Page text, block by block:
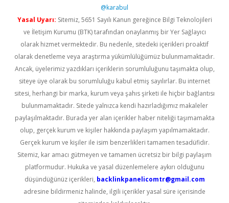
@karabul
Yasal Uyarı: Sitemiz, 5651 Sayılı Kanun gereğince Bilgi Teknolojileri
ve İletişim Kurumu (BTK) tarafından onaylanmış bir Yer Sağlayıcı
olarak hizmet vermektedir. Bu nedenle, sitedeki içerikleri proaktif
olarak denetleme veya araştırma yükümlülüğümüz bulunmamaktadır.
Ancak, üyelerimiz yazdıkları içeriklerin sorumluluğunu taşımakta olup,
siteye üye olarak bu sorumluluğu kabul etmiş sayılırlar. Bu internet
sitesi, herhangi bir marka, kurum veya şahıs şirketi ile hiçbir bağlantısı
bulunmamaktadır. Sitede yalnızca kendi hazırladığımız makaleler
paylaşılmaktadır. Burada yer alan içerikler haber niteliği taşımamakta
olup, gerçek kurum ve kişiler hakkında paylaşım yapılmamaktadır.
Gerçek kurum ve kişiler ile isim benzerlikleri tamamen tesadüfidir.
Sitemiz, kar amacı gütmeyen ve tamamen ücretsiz bir bilgi paylaşım
platformudur. Hukuka ve yasal düzenlemelere aykırı olduğunu
düşündüğünüz içerikleri, backlinkpanelicomtr@gmail.com
adresine bildirmeniz halinde, ilgili içerikler yasal süre içerisinde